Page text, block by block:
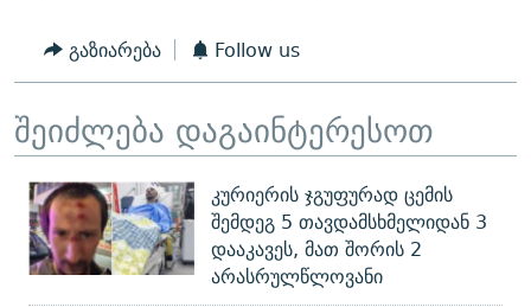
გაზიარება Follow us
შეიძლება დაგაინტერესოთ
კურიერის ჯგუფურად ცემის
შემდეგ 5 თავდამსხმელიდან 3
დააკავეს, მათ შორის 2
არასრულწლოვანი